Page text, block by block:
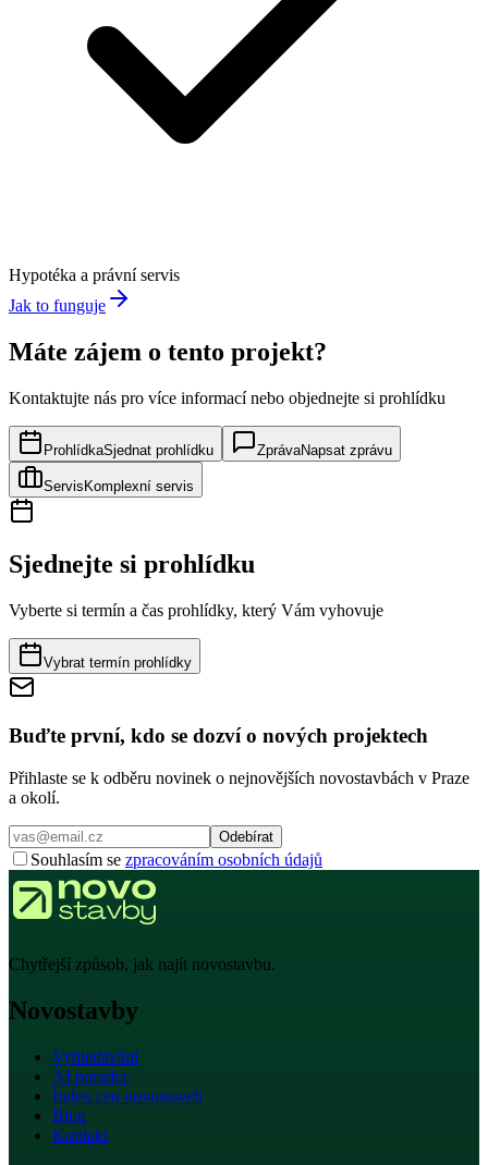
Hypotéka a právní servis
Jak to funguje
Máte zájem o tento projekt?
Kontaktujte nás pro více informací nebo objednejte si prohlídku
ProhlídkaSjednat prohlídku ZprávaNapsat zprávu
ServisKomplexní servis
Sjednejte si prohlídku
Vyberte si termín a čas prohlídky, který Vám vyhovuje
Vybrat termín prohlídky
Buďte první, kdo se dozví o nových projektech
Přihlaste se k odběru novinek o nejnovějších novostavbách v Praze
a okolí.
Odebírat
Souhlasím se zpracováním osobních údajů
Chytřejší způsob, jak najít novostavbu.
Novostavby
Vyhledávání
AI poradce
Index cen novostaveb
Blog
Kontakt